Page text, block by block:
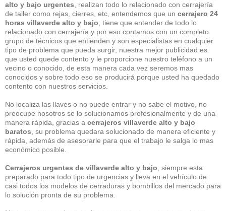
alto y bajo urgentes , realizan todo lo relacionado con cerrajería
de taller como rejas, cierres, etc, entendemos que un cerrajero 24
horas villaverde alto y bajo , tiene que entender de todo lo
relacionado con cerrajería y por eso contamos con un completo
grupo de técnicos que entienden y son especialistas en cualquier
tipo de problema que pueda surgir, nuestra mejor publicidad es
que usted quede contento y le proporcione nuestro teléfono a un
vecino o conocido, de esta manera cada vez seremos mas
conocidos y sobre todo eso se producirá porque usted ha quedado
contento con nuestros servicios.
No localiza las llaves o no puede entrar y no sabe el motivo, no
preocupe nosotros se lo solucionamos profesionalmente y de una
manera rápida, gracias a cerrajeros villaverde alto y bajo
baratos , su problema quedara solucionado de manera eficiente y
rápida, además de asesorarle para que el trabajo le salga lo mas
económico posible.
Cerrajeros urgentes de villaverde alto y bajo , siempre esta
preparado para todo tipo de urgencias y lleva en el vehículo de
casi todos los modelos de cerraduras y bombillos del mercado para
lo solución pronta de su problema.